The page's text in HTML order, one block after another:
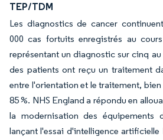
TEP/TDM
Les diagnostics de cancer
000 cas fortuits enregistrés au
représentant un diagnostic sur cinq au
des patients ont reçu un traitement
entre l'orientation et le traitement,
85 %. NHS England a répondu en
la modernisation des équipements
lançant l'essai d'intelligence